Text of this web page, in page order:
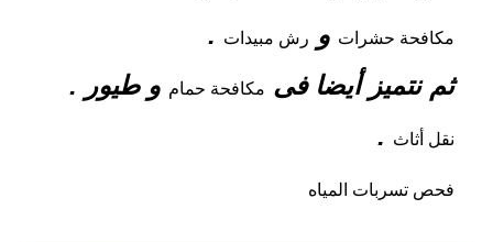
مكافحة حشرات و رش مبيدات .
ثم نتميز أيضا فى مكافحة حمام و طيور .
نقل أثاث .
فحص تسربات المياه